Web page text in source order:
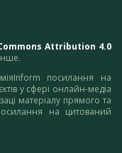
Attribution 4.0
посилання на
у сфері онлайн-медіа
матеріалу прямого та
на цитований